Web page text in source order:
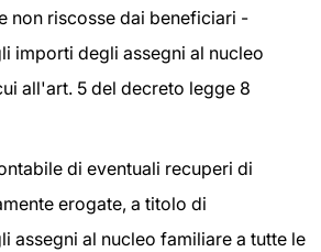
non riscosse dai beneficiari -
importi degli assegni al nucleo
all'art. 5 del decreto legge 8
di eventuali recuperi di
erogate, a titolo di
assegni al nucleo familiare a tutte le